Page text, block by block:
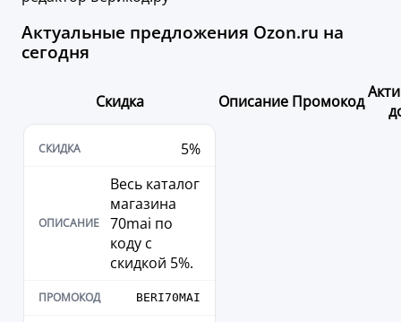
Актуальные предложения Ozon.ru на
сегодня
Скидка Описание Промокод
5%
Весь каталог
магазина
70mai по
коду с
скидкой 5%.
BERI70MAI